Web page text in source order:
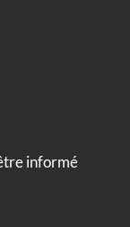
informé